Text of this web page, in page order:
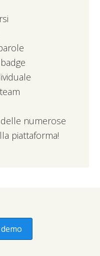
numerose
piattaforma!